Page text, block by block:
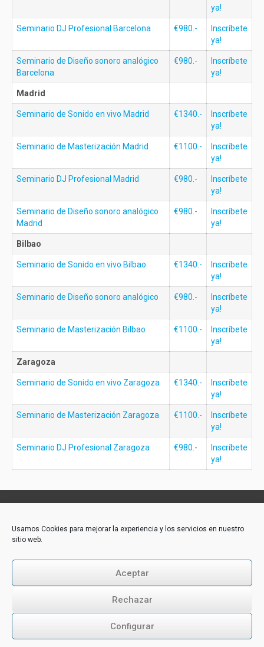
Usamos Cookies para mejorar la experiencia y los servicios en nuestro
sitio web.
Aceptar
Rechazar
Configurar
ya!
Seminario DJ Profesional Barcelona €980.-
Inscríbete
ya!
Seminario de Diseño sonoro analógico
Barcelona
€980.-
Inscríbete
ya!
Madrid
Seminario de Sonido en vivo Madrid €1340.-
Inscríbete
ya!
Seminario de Masterización Madrid €1100.-
Inscríbete
ya!
Seminario DJ Profesional Madrid €980.-
Inscríbete
ya!
Seminario de Diseño sonoro analógico
Madrid
€980.-
Inscríbete
ya!
Bilbao
Seminario de Sonido en vivo Bilbao €1340.-
Inscríbete
ya!
Seminario de Diseño sonoro analógico €980.-
Inscríbete
ya!
Seminario de Masterización Bilbao €1100.-
Inscríbete
ya!
Zaragoza
Seminario de Sonido en vivo Zaragoza €1340.-
Inscríbete
ya!
Seminario de Masterización Zaragoza €1100.-
Inscríbete
ya!
Seminario DJ Profesional Zaragoza €980.-
Inscríbete
ya!
Akademie-Media GmbH
CH-6300 Zug